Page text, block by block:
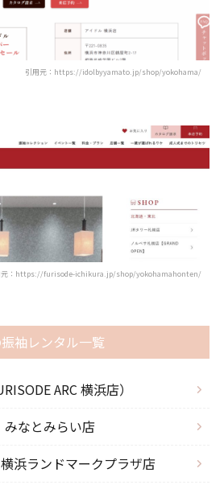
引用元：https://idolbyyamato.jp/shop/yokohama/
元：https://furisode-ichikura.jp/shop/yokohamahonten/
袖レンタル一覧
ARC 横浜店）
なとみらい店
浜ランドマークプラザ店